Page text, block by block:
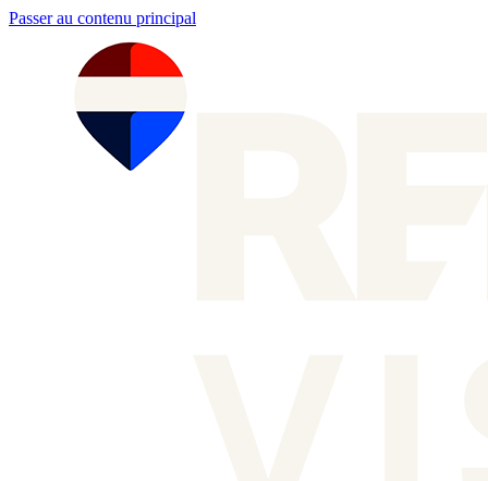
Passer au contenu principal